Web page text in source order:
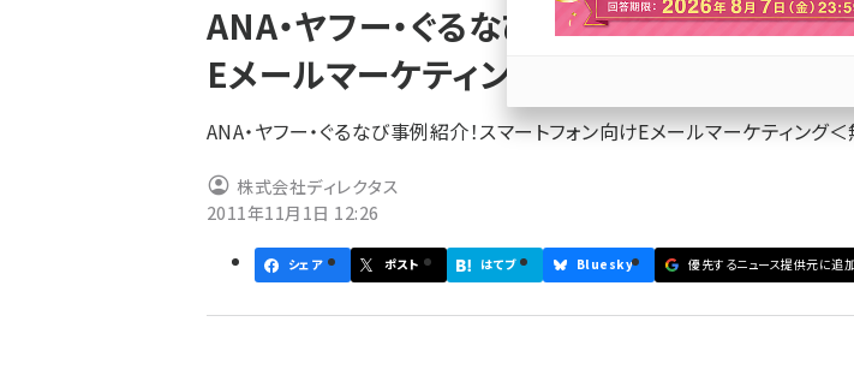
ン
く
ず
ANA・ヤフー・ぐるなび事例紹介！スマートフ
Eメールマーケティング＜無料＞セミナー
ANA・ヤフー・ぐるなび事例紹介！スマートフォン向けEメールマーケティング
株式会社ディレクタス
2011年11月1日 12:26
シェア ポスト はてブ Bluesky 優先するニュース提供元に追